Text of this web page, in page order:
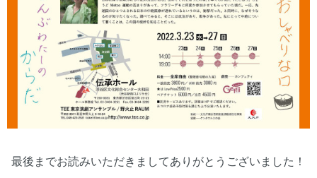
最後までお読みいただきましてありがとうございました！